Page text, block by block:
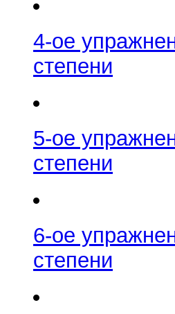
4-ое
степени
5-ое
степени
6-ое
степени